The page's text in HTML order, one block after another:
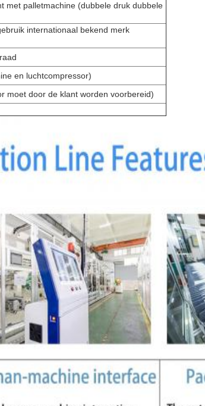
met palletmachine (dubbele druk dubbele
internationaal bekend merk
en luchtcompressor)
moet door de klant worden voorbereid)